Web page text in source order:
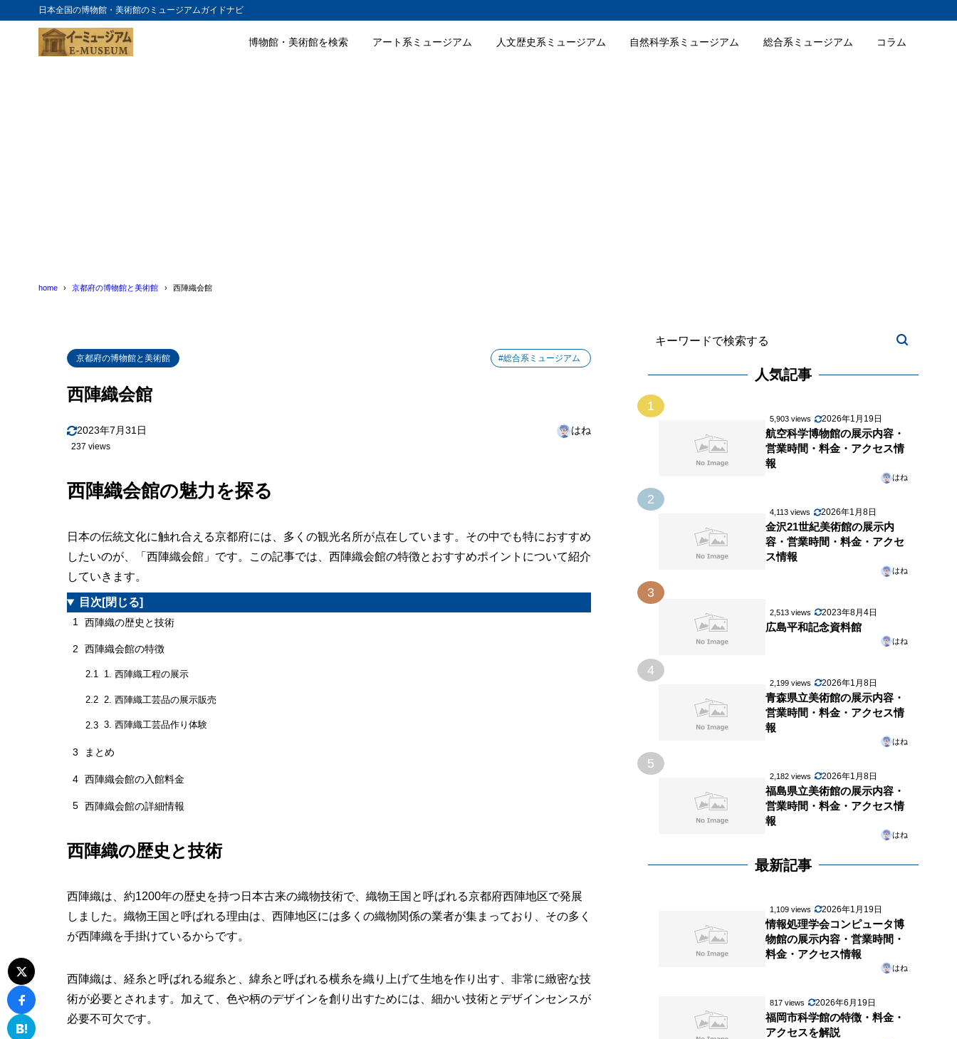
日本全国の博物館・美術館のミュージアムガイドナビ
博物館・美術館を検索 アート系ミュージアム 人文歴史系ミュージアム 自然科学系ミュージアム 総合系ミュージアム コラム
home 京都府の博物館と美術館 西陣織会館
京都府の博物館と美術館 #総合系ミュージアム
西陣織会館
2023年7月31日 はね
237 views
西陣織会館の魅力を探る
日本の伝統文化に触れ合える京都府には、多くの観光名所が点在しています。その中でも特におすすめ
したいのが、「西陣織会館」です。この記事では、西陣織会館の特徴とおすすめポイントについて紹介
していきます。
目次 [閉じる]
1 西陣織の歴史と技術
2 西陣織会館の特徴
2.1 1. 西陣織工程の展示
2.2 2. 西陣織工芸品の展示販売
2.3 3. 西陣織工芸品作り体験
3 まとめ
4 西陣織会館の入館料金
5 西陣織会館の詳細情報
西陣織の歴史と技術
西陣織は、約1200年の歴史を持つ日本古来の織物技術で、織物王国と呼ばれる京都府西陣地区で発展
しました。織物王国と呼ばれる理由は、西陣地区には多くの織物関係の業者が集まっており、その多く
が西陣織を手掛けているからです。
西陣織は、経糸と呼ばれる縦糸と、緯糸と呼ばれる横糸を織り上げて生地を作り出す、非常に緻密な技
術が必要とされます。加えて、色や柄のデザインを創り出すためには、細かい技術とデザインセンスが
必要不可欠です。
人気記事
1
5,903 views 2026年1月19日
航空科学博物館の展示内容・
営業時間・料金・アクセス情
報
はね
2
4,113 views 2026年1月8日
金沢21世紀美術館の展示内
容・営業時間・料金・アクセ
ス情報
はね
3
2,513 views 2023年8月4日
広島平和記念資料館
はね
4
2,199 views 2026年1月8日
青森県立美術館の展示内容・
営業時間・料金・アクセス情
報
はね
5
2,182 views 2026年1月8日
福島県立美術館の展示内容・
営業時間・料金・アクセス情
報
はね
最新記事
1,109 views 2026年1月19日
情報処理学会コンピュータ博
物館の展示内容・営業時間・
料金・アクセス情報
はね
817 views 2026年6月19日
福岡市科学館の特徴・料金・
アクセスを解説
目次